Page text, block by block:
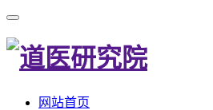
网站首页